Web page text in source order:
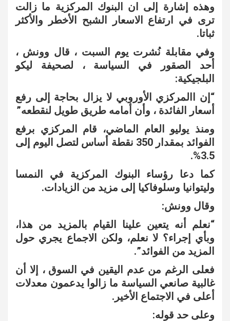
وهذه إشارة إلى ان البنوك المركزية ما زالت
ترى في ارتفاع الاسعار الشبح الأخطر والأكثر
ثباتا.
وفي مقابلة نُشرت يوم السبت ، قال وونش ،
أحد الصقور في السياسة ، لصحيفة ليكو
البلجيكية:
“إن االمركزي الأوروبي لا يزال بحاجة إلى رفع
أسعار الفائدة ، وأن أمامه طريق طويل لنقطعه”
ومنذ يوليو العام الماضي، قام المركزي برفع
الفوائد بمقدار 350 نقطة أساس لتصل اليوم إلى
3.5%.
كما دعا رؤساء البنوك المركزية في النمسا
وليتوانيا وسلوفاكيا إلى مزيد من الزيادات.
وقال وونش:
“نعلم أنه يتعين علينا القيام بالمزيد من هذا،
وبأي إجراء؟ لا نعلم، ولكن الاجماع يجري حول
المزيد من الفوائد”.
فعلى الرغم من عدم اليقين في السوق ، إلا أن
غالبية صانعي السياسة ما زالوا يدعمون معدلات
أعلى في الاجتماع الأخير.
وعلى حد قوله: